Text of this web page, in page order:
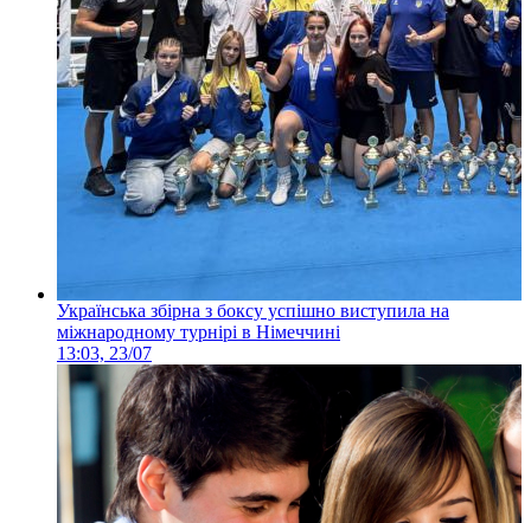
Українська збірна з боксу успішно виступила на
міжнародному турнірі в Німеччині
13:03, 23/07